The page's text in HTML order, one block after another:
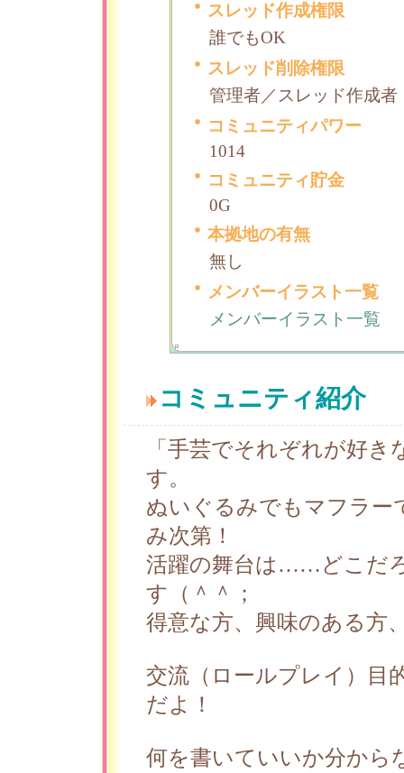
スレッド作成権限
誰でもOK
スレッド削除権限
管理者／スレッド作成者
コミュニティパワー
1014
コミュニティ貯金
0G
本拠地の有無
無し
メンバーイラスト一覧
メンバーイラスト一覧
コミュニティ紹介
「手芸でそれぞれが好
す。
ぬいぐるみでもマフラー
み次第！
活躍の舞台は……どこだ
す（＾＾；
得意な方、興味のある方
交流（ロールプレイ）目
だよ！
何を書いていいか分から